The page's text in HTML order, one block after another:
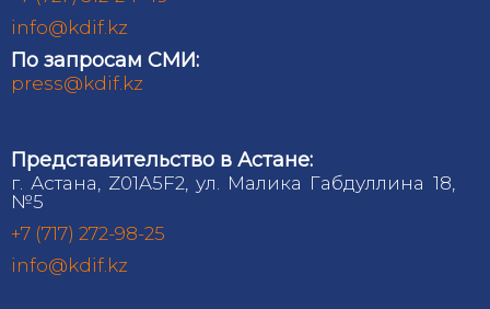
info@kdif.kz
По запросам СМИ:
press@kdif.kz
Представительство в Астане:
г. Астана, Z01A5F2, ул. Малика Габдуллина 18,
№5
+7 (717) 272-98-25
info@kdif.kz